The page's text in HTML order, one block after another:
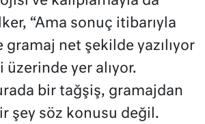
“Ama sonuç itibarıyla
net şekilde yazılıyor
yer alıyor.
bir tağşiş, gramajdan
şey söz konusu değil.